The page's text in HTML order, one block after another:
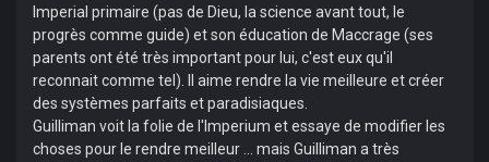
Imperial primaire (pas de Dieu, la science avant tout, le
progrès comme guide) et son éducation de Maccrage (ses
parents ont été très important pour lui, c'est eux qu'il
reconnait comme tel). Il aime rendre la vie meilleure et créer
des systèmes parfaits et paradisiaques.
Guilliman voit la folie de l'Imperium et essaye de modifier les
choses pour le rendre meilleur ... mais Guilliman a très